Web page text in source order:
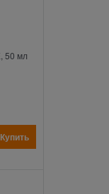
50 мл
Купить